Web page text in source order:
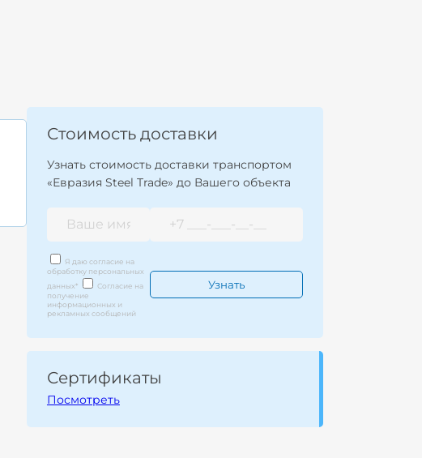
Стоимость доставки
Узнать стоимость доставки транспортом
«Евразия Steel Trade» до Вашего объекта
Я даю согласие на
обработку персональных
данных*
Согласие на
получение
информационных и
рекламных сообщений
Сертификаты
Посмотреть